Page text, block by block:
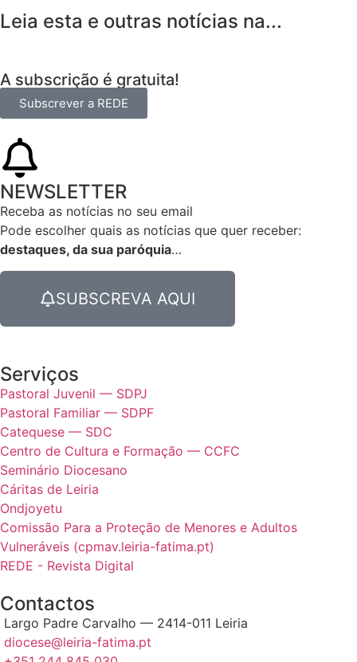
Leia esta e outras notícias na...
A subscrição é gratuita!
Subscrever a REDE
NEWSLETTER
Receba as notícias no seu email​
Pode escolher quais as notícias que quer receber:
destaques, da sua paróquia…
SUBSCREVA AQUI
Serviços
Pastoral Juvenil — SDPJ
Pastoral Familiar — SDPF
Catequese — SDC
Centro de Cultura e Formação — CCFC
Seminário Diocesano
Cáritas de Leiria
Ondjoyetu
Comissão Para a Proteção de Menores e Adultos
Vulneráveis (cpmav.leiria-fatima.pt)
REDE - Revista Digital
Contactos
Largo Padre Carvalho — 2414-011 Leiria
diocese@leiria-fatima.pt